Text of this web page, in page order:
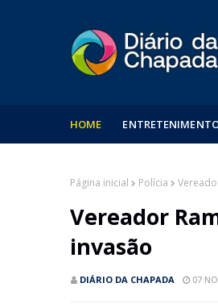
HOME
Página inicial Polícia
Vereador
invasão
DIÁRIO DA CHAPADA 07